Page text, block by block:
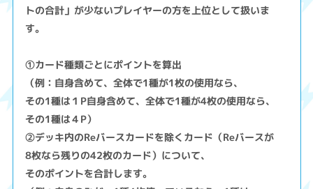
トの合計」が少ないプレイヤーの方を上位として扱いま
す。
①カード種類ごとにポイントを算出
（例：自身含めて、全体で1種が1枚の使用なら、
その1種は１P自身含めて、全体で1種が4枚の使用なら、
その1種は４P）
②デッキ内のReバースカードを除くカード（Reバースが
8枚なら残りの42枚のカード）について、
そのポイントを合計します。